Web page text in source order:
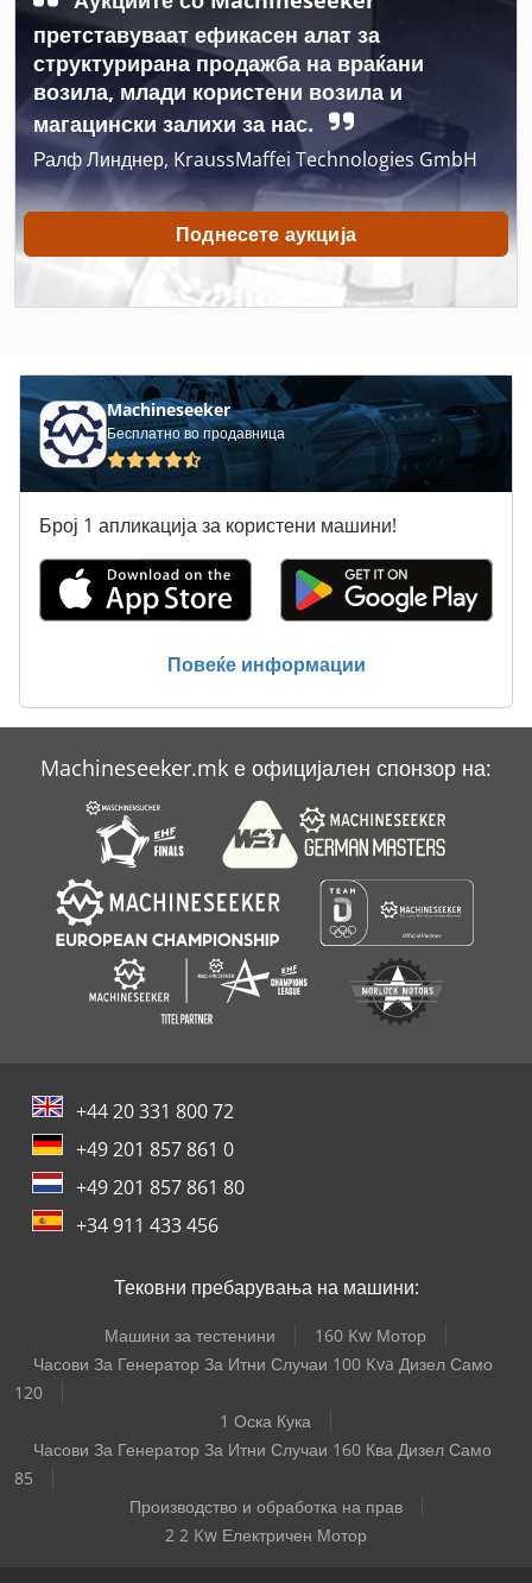
Knoevenagel
Laegler
Maweg
Posch Spaltfix
Rabaud Haecksler
Schifter
Schleba
Schliesing
Schoeberl
Балансирана Скала
Бројна Скала
Скала
Шакти Чистач
претставуваат ефикасен алат за
структурирана продажба на враќани
возила, млади користени возила и
магацински залихи за нас.
Ралф Линднер, KraussMaffei Technologies GmbH
Поднесете аукција
Machineseeker
Бесплатно во продавница
Број 1 апликација за користени машини!
Повеќе информации
Machineseeker.mk е официјален спонзор на:
+44 20 331 800 72
+49 201 857 861 0
+49 201 857 861 80
+34 911 433 456
Тековни пребарувања на машини:
Машини за тестенини
160 Kw Мотор
Часови За Генератор За Итни Случаи 100 Kva Дизел Само
120
1 Оска Кука
Часови За Генератор За Итни Случаи 160 Ква Дизел Само
85
Производство и обработка на прав
2 2 Kw Електричен Мотор